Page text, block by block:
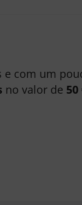
e com um
no valor de 50